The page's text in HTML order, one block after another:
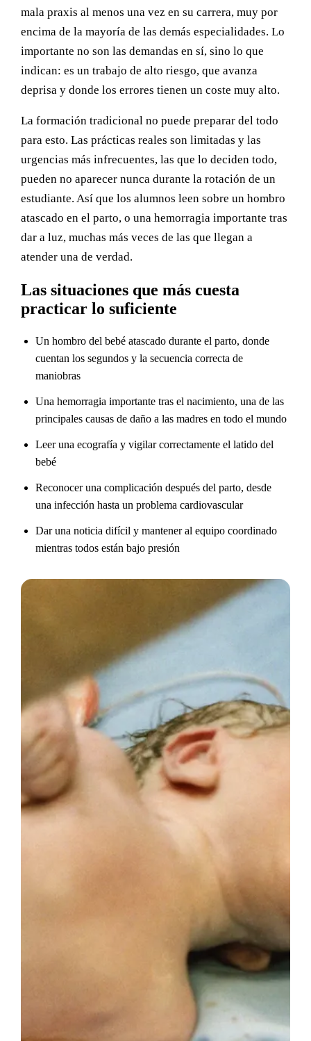
mala praxis al menos una vez en su carrera, muy por
encima de la mayoría de las demás especialidades. Lo
importante no son las demandas en sí, sino lo que
indican: es un trabajo de alto riesgo, que avanza
deprisa y donde los errores tienen un coste muy alto.
La formación tradicional no puede preparar del todo
para esto. Las prácticas reales son limitadas y las
urgencias más infrecuentes, las que lo deciden todo,
pueden no aparecer nunca durante la rotación de un
estudiante. Así que los alumnos leen sobre un hombro
atascado en el parto, o una hemorragia importante tras
dar a luz, muchas más veces de las que llegan a
atender una de verdad.
Las situaciones que más cuesta
practicar lo suficiente
Un hombro del bebé atascado durante el parto, donde
cuentan los segundos y la secuencia correcta de
maniobras
Una hemorragia importante tras el nacimiento, una de las
principales causas de daño a las madres en todo el mundo
Leer una ecografía y vigilar correctamente el latido del
bebé
Reconocer una complicación después del parto, desde
una infección hasta un problema cardiovascular
Dar una noticia difícil y mantener al equipo coordinado
mientras todos están bajo presión